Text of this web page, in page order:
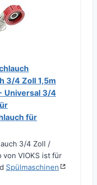
3/4 Zoll 1,5m
Universal 3/4
für
3/4 Zoll /
von VIOKS ist für
Spülmaschinen